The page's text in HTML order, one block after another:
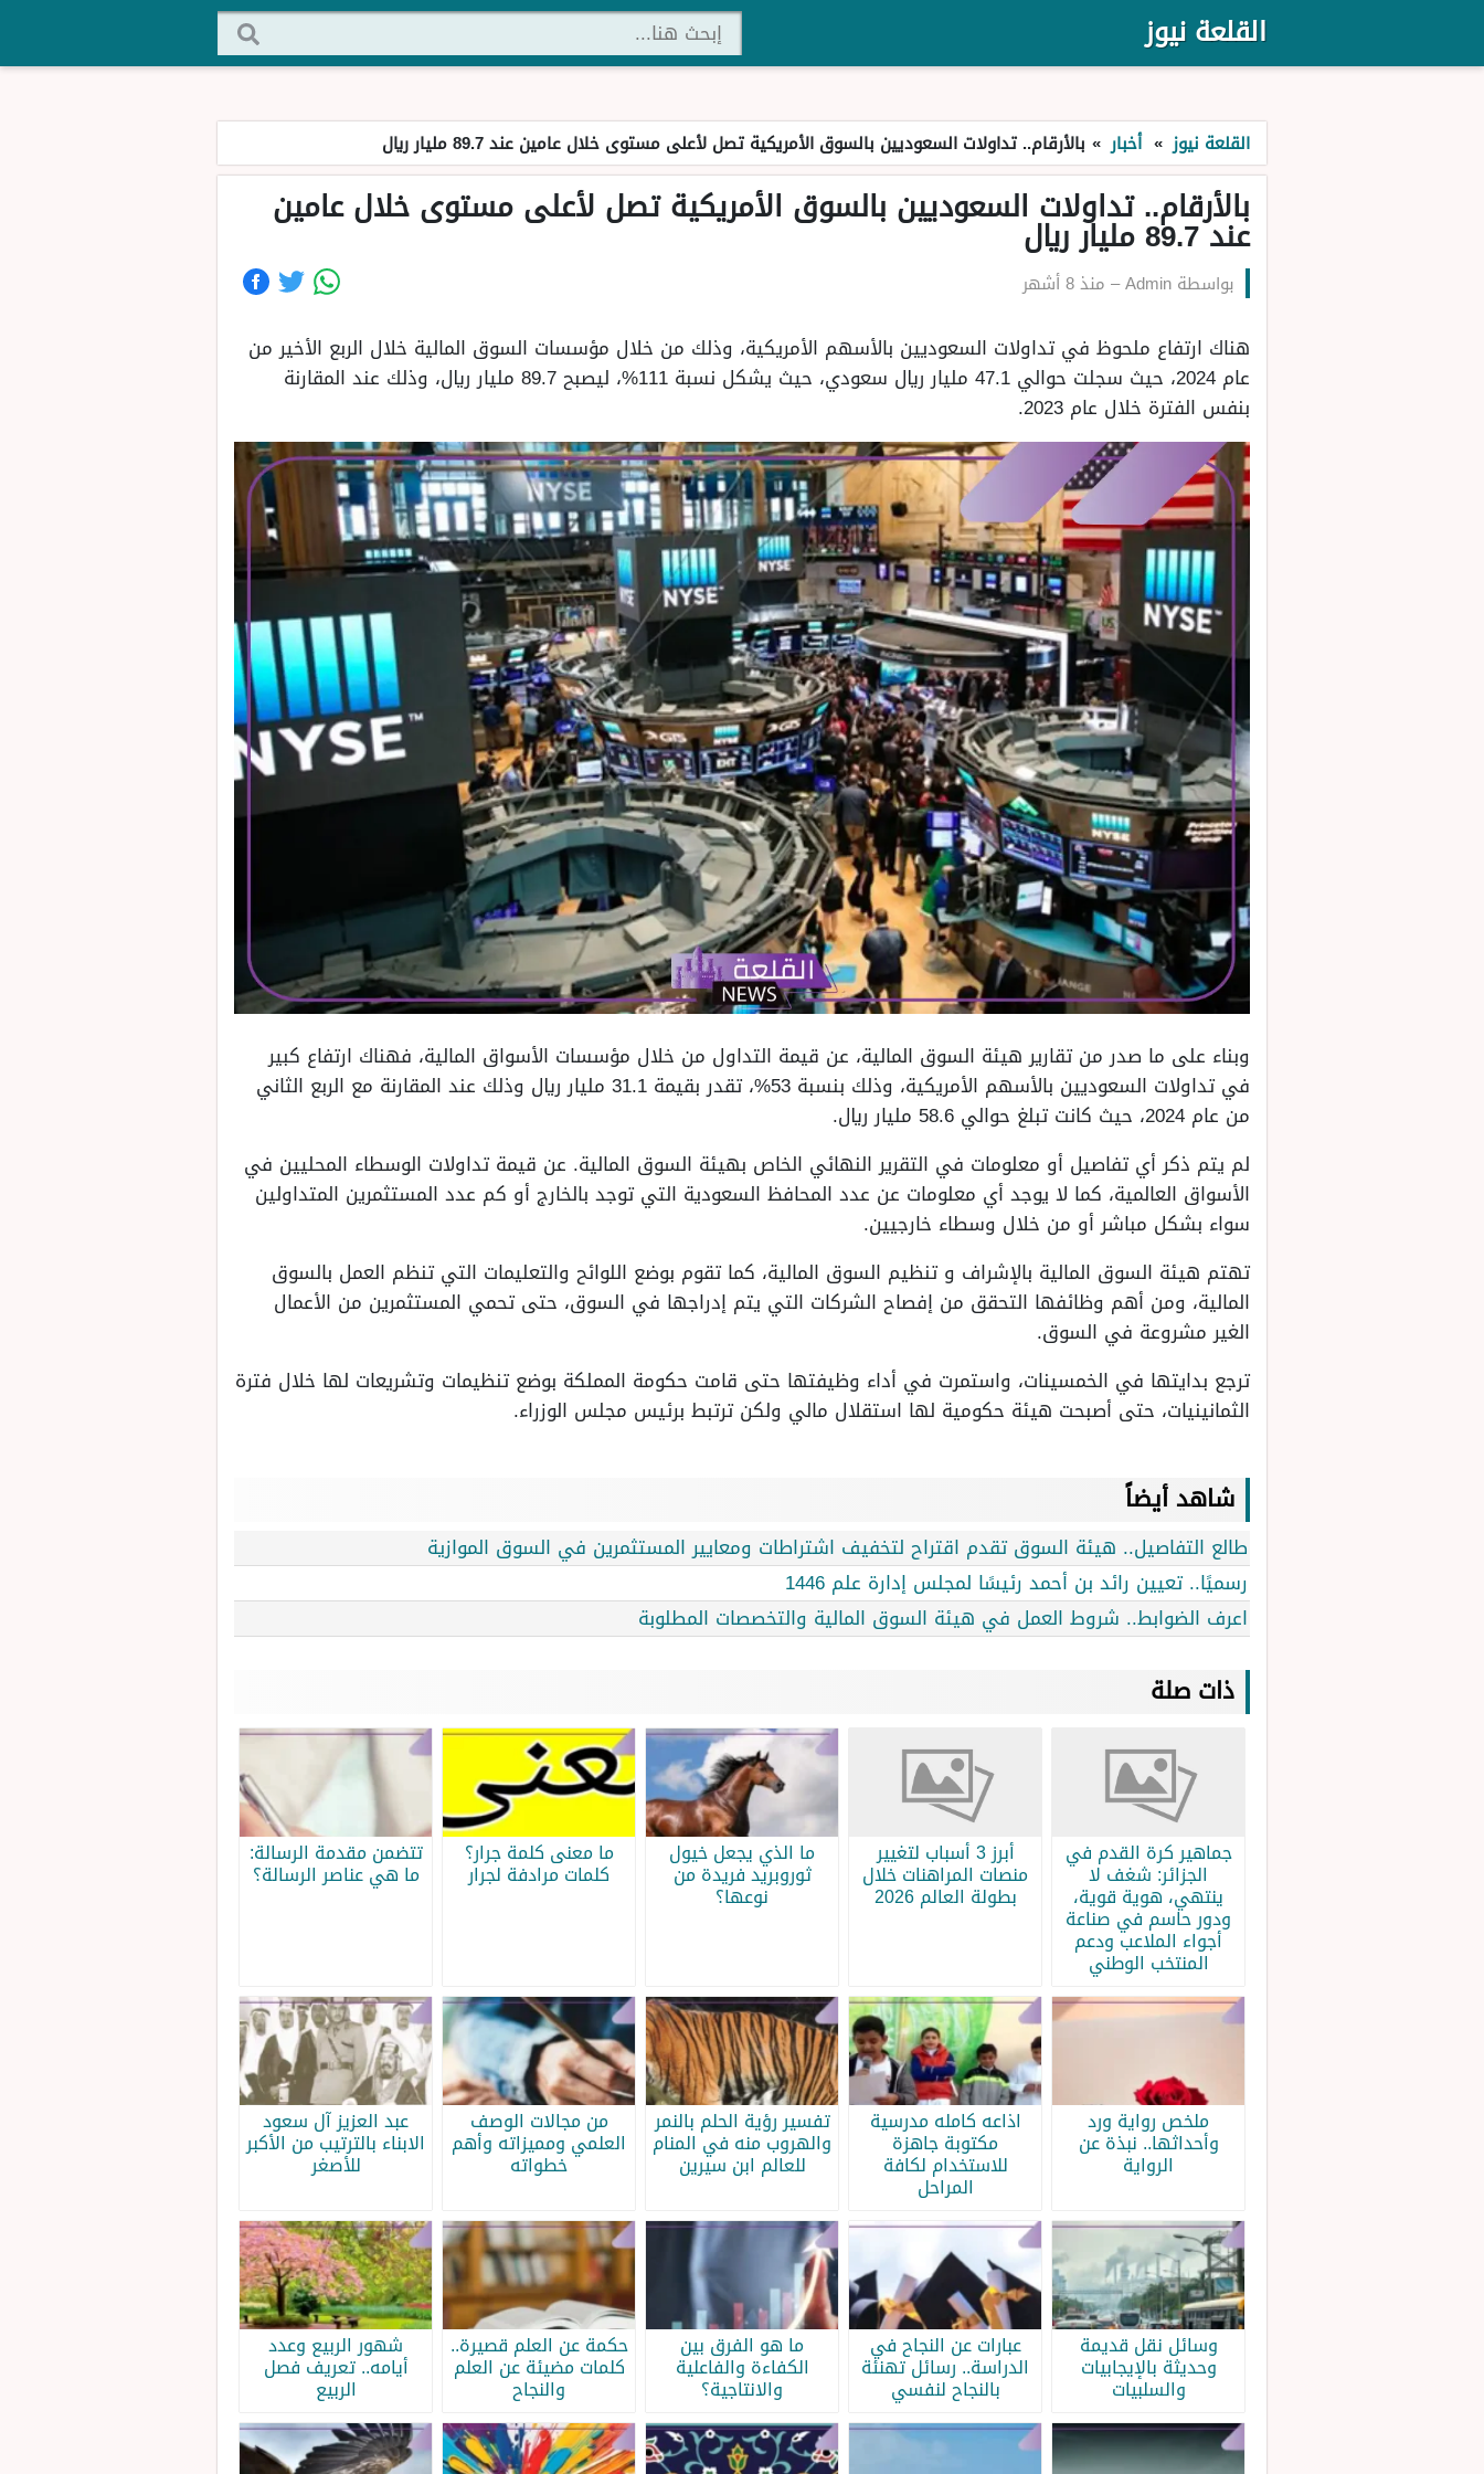
القلعة نيوز
القلعة نيوز » أخبار » بالأرقام.. تداولات السعوديين بالسوق الأمريكية تصل لأعلى مستوى خلال عامين عند 89.7 مليار ريال
بالأرقام.. تداولات السعوديين بالسوق الأمريكية تصل لأعلى مستوى خلال عامين
عند 89.7 مليار ريال
بواسطة Admin
– منذ 8 أشهر
هناك ارتفاع ملحوظ في تداولات السعوديين بالأسهم الأمريكية، وذلك من خلال مؤسسات السوق المالية خلال الربع الأخير من
عام 2024، حيث سجلت حوالي 47.1 مليار ريال سعودي، حيث يشكل نسبة 111%، ليصبح 89.7 مليار ريال، وذلك عند المقارنة
بنفس الفترة خلال عام 2023.
وبناء على ما صدر من تقارير هيئة السوق المالية، عن قيمة التداول من خلال مؤسسات الأسواق المالية، فهناك ارتفاع كبير
في تداولات السعوديين بالأسهم الأمريكية، وذلك بنسبة 53%، تقدر بقيمة 31.1 مليار ريال وذلك عند المقارنة مع الربع الثاني
من عام 2024، حيث كانت تبلغ حوالي 58.6 مليار ريال.
لم يتم ذكر أي تفاصيل أو معلومات في التقرير النهائي الخاص بهيئة السوق المالية. عن قيمة تداولات الوسطاء المحليين في
الأسواق العالمية، كما لا يوجد أي معلومات عن عدد المحافظ السعودية التي توجد بالخارج أو كم عدد المستثمرين المتداولين
سواء بشكل مباشر أو من خلال وسطاء خارجيين.
تهتم هيئة السوق المالية بالإشراف و تنظيم السوق المالية، كما تقوم بوضع اللوائح والتعليمات التي تنظم العمل بالسوق
المالية، ومن أهم وظائفها التحقق من إفصاح الشركات التي يتم إدراجها في السوق، حتى تحمي المستثمرين من الأعمال
الغير مشروعة في السوق.
ترجع بدايتها في الخمسينات، واستمرت في أداء وظيفتها حتى قامت حكومة المملكة بوضع تنظيمات وتشريعات لها خلال فترة
الثمانينيات، حتى أصبحت هيئة حكومية لها استقلال مالي ولكن ترتبط برئيس مجلس الوزراء.
شاهد أيضاً
طالع التفاصيل.. هيئة السوق تقدم اقتراح لتخفيف اشتراطات ومعايير المستثمرين في السوق الموازية
رسميًا.. تعيين رائد بن أحمد رئيسًا لمجلس إدارة علم 1446
اعرف الضوابط.. شروط العمل في هيئة السوق المالية والتخصصات المطلوبة
ذات صلة
جماهير كرة القدم في
الجزائر: شغف لا
ينتهي، هوية قوية،
ودور حاسم في صناعة
أجواء الملاعب ودعم
المنتخب الوطني
أبرز 3 أسباب لتغيير
منصات المراهنات خلال
بطولة العالم 2026
ما الذي يجعل خيول
ثوروبريد فريدة من
نوعها؟
ما معنى كلمة جرار؟
كلمات مرادفة لجرار
تتضمن مقدمة الرسالة:
ما هي عناصر الرسالة؟
ملخص رواية ورد
وأحداثها.. نبذة عن
الرواية
اذاعه كامله مدرسية
مكتوبة جاهزة
للاستخدام لكافة
المراحل
تفسير رؤية الحلم بالنمر
والهروب منه في المنام
للعالم ابن سيرين
من مجالات الوصف
العلمي ومميزاته وأهم
خطواته
عبد العزيز آل سعود
الابناء بالترتيب من الأكبر
للأصغر
وسائل نقل قديمة
وحديثة بالإيجابيات
والسلبيات
عبارات عن النجاح في
الدراسة.. رسائل تهنئة
بالنجاح لنفسي
ما هو الفرق بين
الكفاءة والفاعلية
والانتاجية؟
حكمة عن العلم قصيرة..
كلمات مضيئة عن العلم
والنجاح
شهور الربيع وعدد
أيامه.. تعريف فصل
الربيع